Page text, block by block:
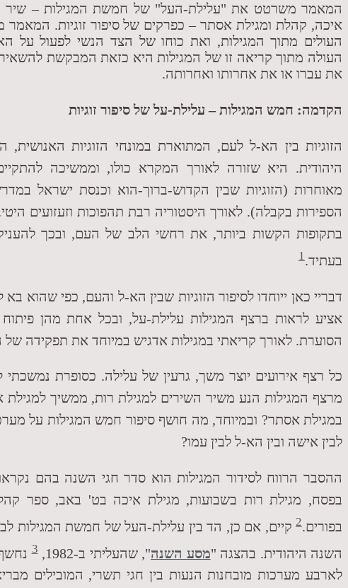
המאמר משרטט את "עלילת-העל" של חמשת המגילות – שיר
איכה, קהלת ומגילת אסתר – כפרקים של סיפור זוגיות. המאמר
העולים מתוך המגילות, ואת כוחו של הצד הנשי לפעול על
העולה מתוך קריאה זו של המגילות היא כזאת המבקשת
את עברו או את אחרותו ואחרותה.
הקדמה: חמש המגילות – עלילת-על של סיפור זוגיות
הזוגיות בין הא-ל לעם, המתוארת במונחי הזוגיות האנושית,
היהודית. היא שזורה לאורך המקרא כולו, וממשיכה
מאוחרות (הזוגיות שבין הקדוש-ברוך-הוא וכנסת ישראל
הספירות בקבלה). לאורך היסטוריה רבת תהפוכות וזעזועים
בתקופות הקשות ביותר, את רחשי הלב של העם, ובכך
בעתיד.1
דבריי כאן ייוחדו לסיפור הזוגיות שבין הא-ל והעם, כפי שהוא בא
אציע לראות ברצף המגילות עלילת-על, ובכל אחת מהן
הסוערת. לאורך קריאתי במגילות אדגיש במיוחד את תפקידה של
כל רצף אירועים יוצר משך, גרעין של עלילה. כסופרת נמשכתי
מרצף המגילות הנע משיר השירים למגילת רות, ממשיך למגילת
במגילת אסתר? ובמיוחד, מה חושף סיפור חמש המגילות על
לבין אישה ובין הא-ל לבין עמו?
ההסבר הרווח לסידור המגילות הוא סדר חגי השנה בהם
בפסח, מגילת רות בשבועות, מגילת איכה בט' באב, ספר
בפורים.2 קיים, אם כן, הד בין עלילת-העל של חמשת המגילות
השנה היהודית. בהצגה "מסע השנה", שהעליתי ב-1982, 3
לארבע מערכות מובחנות הנעות בין חגי תשרי, המובילים